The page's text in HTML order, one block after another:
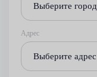
Выберите город
Адрес
Выберите адрес